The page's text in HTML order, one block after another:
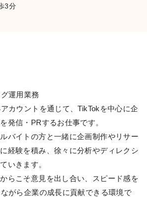
3分
運用業務
カウントを通じて、TikTokを中心に企
発信・PRするお仕事です。
バイトの方と一緒に企画制作やリサー
経験を積み、徐々に分析やディレクシ
いきます。
らこそ意見を出し合い、スピード感を
がら企業の成長に貢献できる環境で